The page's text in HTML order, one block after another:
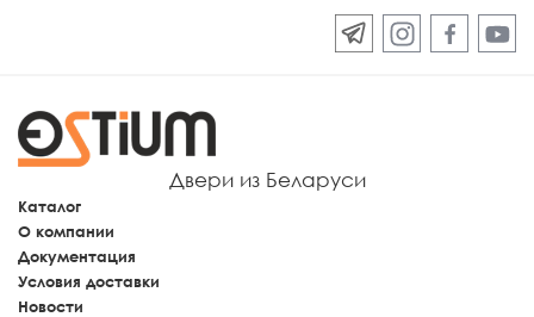
Двери из Беларуси
Каталог
О компании
Документация
Условия доставки
Новости